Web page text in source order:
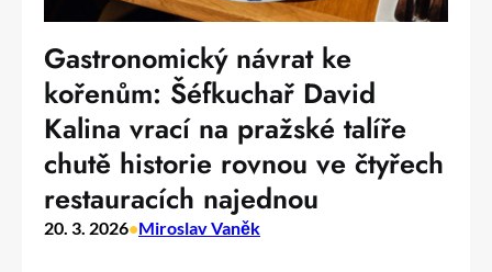
Gastronomický návrat ke
kořenům: Šéfkuchař David
Kalina vrací na pražské talíře
chutě historie rovnou ve čtyřech
restauracích najednou
20. 3. 2026•Miroslav Vaněk